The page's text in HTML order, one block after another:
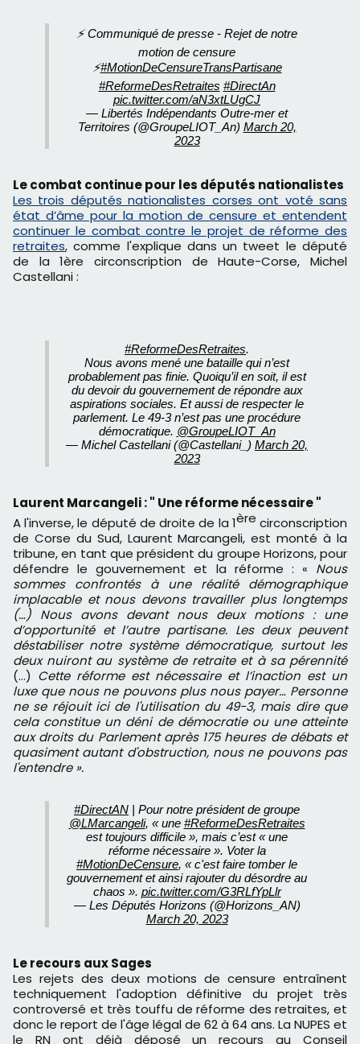
⚡️ Communiqué de presse - Rejet de notre
motion de censure
⚡️#MotionDeCensureTransPartisane
#ReformeDesRetraites #DirectAn
pic.twitter.com/aN3xtLUgCJ
— Libertés Indépendants Outre-mer et
Territoires (@GroupeLIOT_An) March 20,
2023
Le combat continue pour les députés nationalistes
Les trois députés nationalistes corses ont voté sans
état d’âme pour la motion de censure et entendent
continuer le combat contre le projet de réforme des
retraites, comme l'explique dans un tweet le député
de la 1ère circonscription de Haute-Corse, Michel
Castellani :
#ReformeDesRetraites.
Nous avons mené une bataille qui n’est
probablement pas finie. Quoiqu’il en soit, il est
du devoir du gouvernement de répondre aux
aspirations sociales. Et aussi de respecter le
parlement. Le 49-3 n’est pas une procédure
démocratique. @GroupeLIOT_An
— Michel Castellani (@Castellani_) March 20,
2023
Laurent Marcangeli : " Une réforme nécessaire "
A l'inverse, le député de droite de la 1ère circonscription
de Corse du Sud, Laurent Marcangeli, est monté à la
tribune, en tant que président du groupe Horizons, pour
défendre le gouvernement et la réforme : « Nous
sommes confrontés à une réalité démographique
implacable et nous devons travailler plus longtemps
(…) Nous avons devant nous deux motions : une
d’opportunité et l’autre partisane. Les deux peuvent
déstabiliser notre système démocratique, surtout les
deux nuiront au système de retraite et à sa pérennité
(…) Cette réforme est nécessaire et l’inaction est un
luxe que nous ne pouvons plus nous payer… Personne
ne se réjouit ici de l'utilisation du 49-3, mais dire que
cela constitue un déni de démocratie ou une atteinte
aux droits du Parlement après 175 heures de débats et
quasiment autant d'obstruction, nous ne pouvons pas
l'entendre».
#DirectAN | Pour notre président de groupe
@LMarcangeli, « une #ReformeDesRetraites
est toujours difficile », mais c’est « une
réforme nécessaire ». Voter la
#MotionDeCensure, « c'est faire tomber le
gouvernement et ainsi rajouter du désordre au
chaos ». pic.twitter.com/G3RLfYpLlr
— Les Députés Horizons (@Horizons_AN)
March 20, 2023
Le recours aux Sages
Les rejets des deux motions de censure entraînent
techniquement l'adoption définitive du projet très
controversé et très touffu de réforme des retraites, et
donc le report de l'âge légal de 62 à 64 ans. La NUPES et
le RN ont déjà déposé un recours au Conseil